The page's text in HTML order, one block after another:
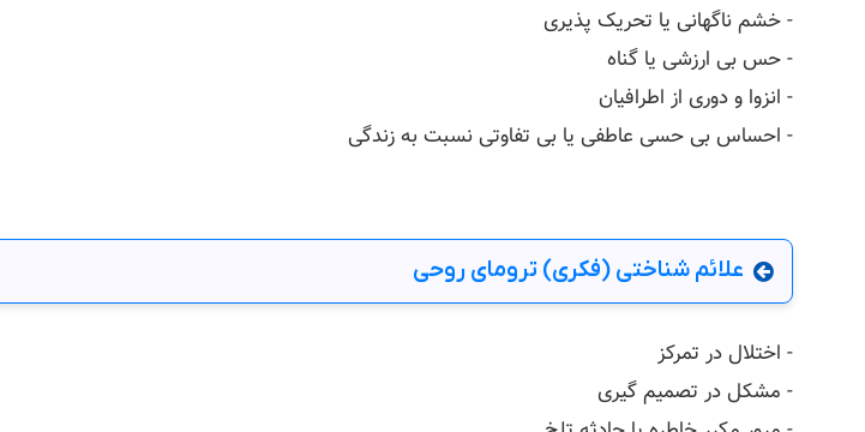
- خشم ناگهانی یا تحریک‌ پذیری
- حس بی‌ ارزشی یا گناه
- انزوا و دوری از اطرافیان
- احساس بی‌ حسی عاطفی یا بی‌ تفاوتی نسبت به زندگی
علائم شناختی (فکری) ترومای روحی
- اختلال در تمرکز
- مشکل در تصمیم‌ گیری